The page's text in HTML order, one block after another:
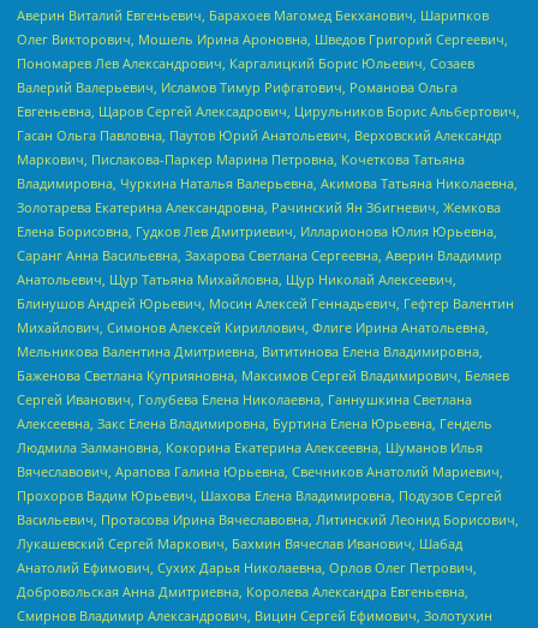
Аверин Виталий Евгеньевич, Барахоев Магомед Бекханович, Шарипков
Олег Викторович, Мошель Ирина Ароновна, Шведов Григорий Сергеевич,
Пономарев Лев Александрович, Каргалицкий Борис Юльевич, Созаев
Валерий Валерьевич, Исламов Тимур Рифгатович, Романова Ольга
Евгеньевна, Щаров Сергей Алексадрович, Цирульников Борис Альбертович,
Гасан Ольга Павловна, Паутов Юрий Анатольевич, Верховский Александр
Маркович, Пислакова-Паркер Марина Петровна, Кочеткова Татьяна
Владимировна, Чуркина Наталья Валерьевна, Акимова Татьяна Николаевна,
Золотарева Екатерина Александровна, Рачинский Ян Збигневич, Жемкова
Елена Борисовна, Гудков Лев Дмитриевич, Илларионова Юлия Юрьевна,
Саранг Анна Васильевна, Захарова Светлана Сергеевна, Аверин Владимир
Анатольевич, Щур Татьяна Михайловна, Щур Николай Алексеевич,
Блинушов Андрей Юрьевич, Мосин Алексей Геннадьевич, Гефтер Валентин
Михайлович, Симонов Алексей Кириллович, Флиге Ирина Анатольевна,
Мельникова Валентина Дмитриевна, Вититинова Елена Владимировна,
Баженова Светлана Куприяновна, Максимов Сергей Владимирович, Беляев
Сергей Иванович, Голубева Елена Николаевна, Ганнушкина Светлана
Алексеевна, Закс Елена Владимировна, Буртина Елена Юрьевна, Гендель
Людмила Залмановна, Кокорина Екатерина Алексеевна, Шуманов Илья
Вячеславович, Арапова Галина Юрьевна, Свечников Анатолий Мариевич,
Прохоров Вадим Юрьевич, Шахова Елена Владимировна, Подузов Сергей
Васильевич, Протасова Ирина Вячеславовна, Литинский Леонид Борисович,
Лукашевский Сергей Маркович, Бахмин Вячеслав Иванович, Шабад
Анатолий Ефимович, Сухих Дарья Николаевна, Орлов Олег Петрович,
Добровольская Анна Дмитриевна, Королева Александра Евгеньевна,
Смирнов Владимир Александрович, Вицин Сергей Ефимович, Золотухин